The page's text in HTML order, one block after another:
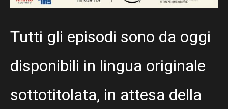
Tutti gli episodi sono da oggi
disponibili in lingua originale
sottotitolata, in attesa della